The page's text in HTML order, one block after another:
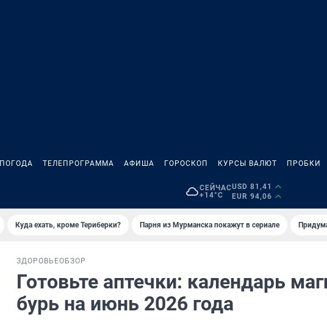
ПОГОДА ТЕЛЕПРОГРАММА АФИША ГОРОСКОП КУРСЫ ВАЛЮТ ПРОБКИ
СЕЙЧАС
+14°C
USD 81,41
EUR 94,06
Куда ехать, кроме Териберки? Парня из Мурманска покажут в сериале
ЗДОРОВЬЕОБЗОР
Готовьте аптечки: календарь
бурь на июнь 2026 года